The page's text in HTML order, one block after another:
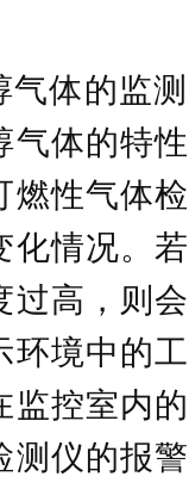
气体的监
气体的特
燃性气体
化情况。
过高，则
环境中的
监控室内
测仪的报